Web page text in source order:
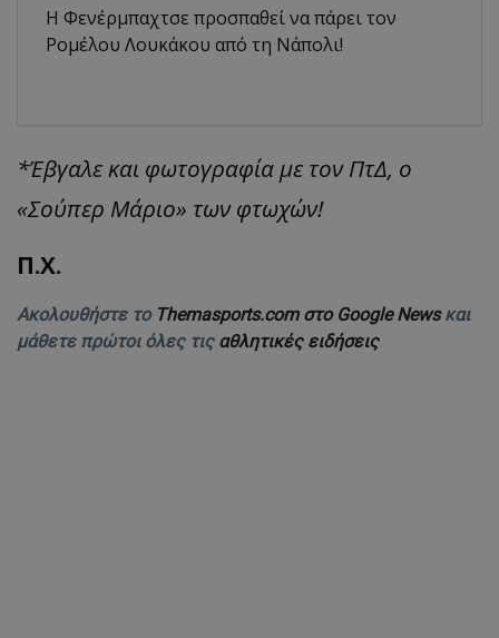
Η Φενέρμπαχτσε προσπαθεί να πάρει τον
Ρομέλου Λουκάκου από τη Νάπολι!
*Έβγαλε και φωτογραφία με τον ΠτΔ, ο
«Σούπερ Μάριο» των φτωχών!
Π.Χ.
Ακολουθήστε το Themasports.com στο Google Newsκαι
μάθετε πρώτοι όλες τις αθλητικές ειδήσεις